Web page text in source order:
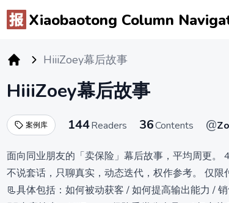
Xiaobaotong Column
HiiiZoey幕后故事
HiiiZoey幕后故事
案例库 144Readers 36Contents @
面向同业朋友的「卖保险」幕后故事，平均周更。
不说套话，只聊真实，动态迭代，权作参考。 仅限
📃具体包括：如何被动获客 / 如何提高输出能力 /